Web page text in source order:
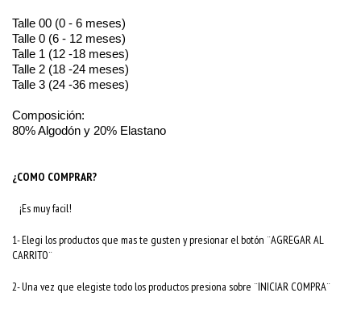
Talle 00 (0 - 6 meses)
Talle 0 (6 - 12 meses)
Talle 1 (12 -18 meses)
Talle 2 (18 -24 meses)
Talle 3 (24 -36 meses)
Composición:
80% Algodón y 20% Elastano
¿COMO COMPRAR?
¡Es muy facil!
1- Elegi los productos que mas te gusten y presionar el botón ¨AGREGAR AL
CARRITO¨
2- Una vez que elegiste todo los productos presiona sobre ¨INICIAR COMPRA¨